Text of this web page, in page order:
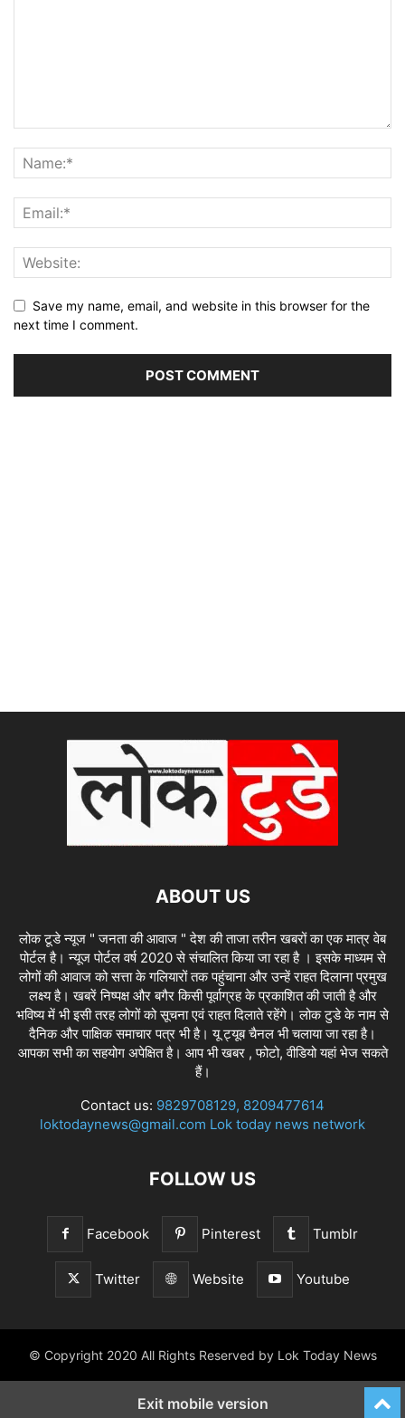
Save my name, email, and website in this browser for the
next time I comment.
ABOUT US
लोक टूडे न्यूज " जनता की आवाज " देश की ताजा तरीन खबरों का एक मात्र वेब
पोर्टल है। न्यूज पोर्टल वर्ष 2020 से संचालित किया जा रहा है । इसके माध्यम से
लोगों की आवाज को सत्ता के गलियारों तक पहुंचाना और उन्हें राहत दिलाना प्रमुख
लक्ष्य है। खबरें निष्पक्ष और बगैर किसी पूर्वाग्रह के प्रकाशित की जाती है और
भविष्य में भी इसी तरह लोगों को सूचना एवं राहत दिलाते रहेंगे। लोक टुडे के नाम से
दैनिक और पाक्षिक समाचार पत्र भी है। यू ट्यूब चैनल भी चलाया जा रहा है।
आपका सभी का सहयोग अपेक्षित है। आप भी खबर , फोटो, वीडियो यहां भेज सकते
हैं।
Contact us: 9829708129, 8209477614
loktodaynews@gmail.com Lok today news network
FOLLOW US
Facebook Pinterest Tumblr
Twitter Website Youtube
© Copyright 2020 All Rights Reserved by Lok Today News
Exit mobile version